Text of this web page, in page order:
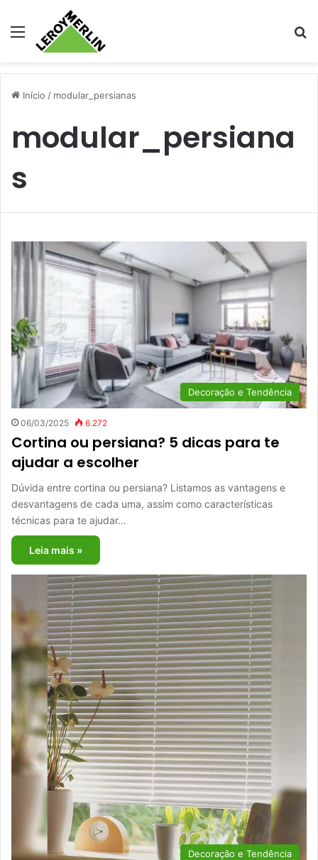
Menu
Início / modular_persianas
modular_persiana
s
Decoração e Tendência
06/03/2025 6.272
Cortina ou persiana? 5 dicas para te
ajudar a escolher
Dúvida entre cortina ou persiana? Listamos as vantagens e
desvantagens de cada uma, assim como características
técnicas para te ajudar…
Leia mais »
Decoração e Tendência